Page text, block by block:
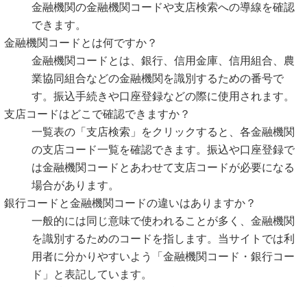
金融機関の金融機関コードや支店検索への導線を確認
できます。
金融機関コードとは何ですか？
金融機関コードとは、銀行、信用金庫、信用組合、農
業協同組合などの金融機関を識別するための番号で
す。振込手続きや口座登録などの際に使用されます。
支店コードはどこで確認できますか？
一覧表の「支店検索」をクリックすると、各金融機関
の支店コード一覧を確認できます。振込や口座登録で
は金融機関コードとあわせて支店コードが必要になる
場合があります。
銀行コードと金融機関コードの違いはありますか？
一般的には同じ意味で使われることが多く、金融機関
を識別するためのコードを指します。当サイトでは利
用者に分かりやすいよう「金融機関コード・銀行コー
ド」と表記しています。